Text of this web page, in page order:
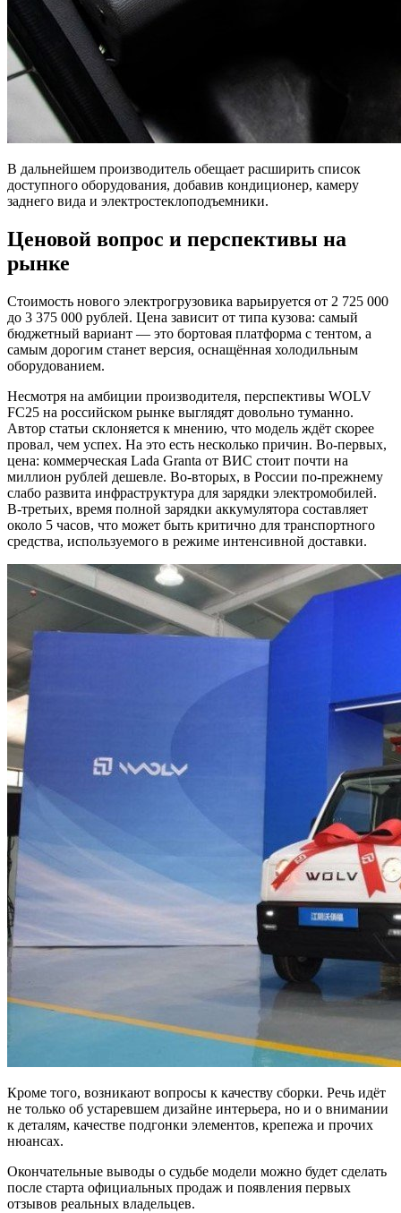
В дальнейшем производитель обещает расширить список
доступного оборудования, добавив кондиционер, камеру
заднего вида и электростеклоподъемники.
Ценовой вопрос и перспективы на
рынке
Стоимость нового электрогрузовика варьируется от 2 725 000
до 3 375 000 рублей. Цена зависит от типа кузова: самый
бюджетный вариант — это бортовая платформа с тентом, а
самым дорогим станет версия, оснащённая холодильным
оборудованием.
Несмотря на амбиции производителя, перспективы WOLV
FC25 на российском рынке выглядят довольно туманно.
Автор статьи склоняется к мнению, что модель ждёт скорее
провал, чем успех. На это есть несколько причин. Во-первых,
цена: коммерческая Lada Granta от ВИС стоит почти на
миллион рублей дешевле. Во-вторых, в России по-прежнему
слабо развита инфраструктура для зарядки электромобилей.
В-третьих, время полной зарядки аккумулятора составляет
около 5 часов, что может быть критично для транспортного
средства, используемого в режиме интенсивной доставки.
Кроме того, возникают вопросы к качеству сборки. Речь идёт
не только об устаревшем дизайне интерьера, но и о внимании
к деталям, качестве подгонки элементов, крепежа и прочих
нюансах.
Окончательные выводы о судьбе модели можно будет сделать
после старта официальных продаж и появления первых
отзывов реальных владельцев.